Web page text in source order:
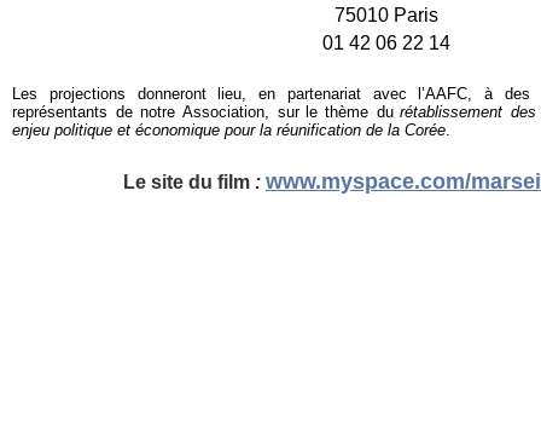
75010 Paris
01 42 06 22 14
Les projections donneront lieu, en partenariat avec l’AAFC, à des
représentants de notre Association, sur le thème du rétablissement
enjeu politique et économique pour la réunification de la Corée
Le site du film : www.myspace.com/